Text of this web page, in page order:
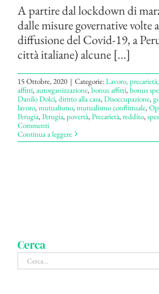
A partire dal lockdown di
dalle misure governative volte
diffusione del Covid-19, a
città italiane) alcune [...]
15 Ottobre, 2020 | Categorie:Lavoro,
affitti,autorganizzazione,bonus affitti,bonus
Danilo Dolci,diritto alla casa,Disoccupazione,
lavoro,mutualismo,mutualismo conflittuale,
Perugia,Perugia,povertà,Precarietà,reddito,
Commenti
Continua a leggere
Cerca
Cerca
per: